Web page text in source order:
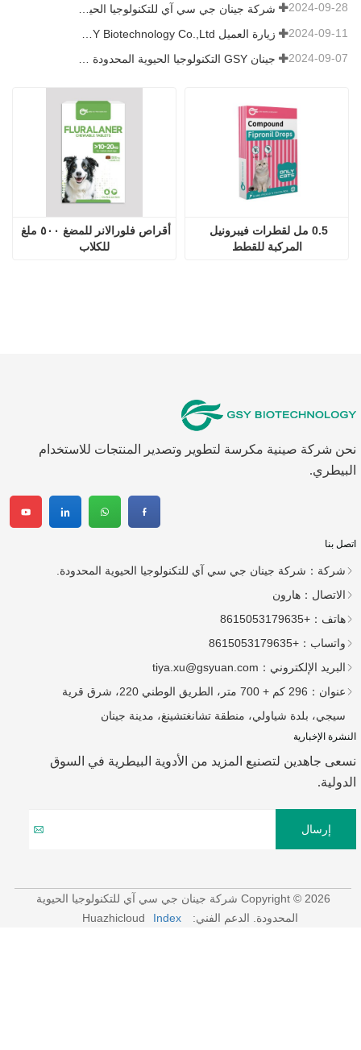
2024-09-28
2024-09-11
جينان GSY التكنولوجيا الحيوية المحدودة في معرض نانجينغ VIV 2024-09-07
للكلاب
المركبة للقطط
نحن شركة صينية مكرسة لتطوير وتصدير المنتجات للاستخدام
البيطري.
اتصل بنا
شركة： شركة جينان جي سي آي للتكنولوجيا الحيوية المحدودة.
الاتصال： هارون
هاتف： +8615053179635
واتساب： +8615053179635
البريد الإلكتروني： tiya.xu@gsyuan.com
عنوان：
296 كم + 700 متر، الطريق الوطني 220، شرق قرية
سيجي، بلدة شياولي، منطقة تشانغتشينغ، مدينة جينان
النشرة الإخبارية
نسعى جاهدين لتصنيع المزيد من الأدوية البيطرية في السوق
الدولية.
إرسال
Copyright © 2026 شركة جينان جي سي آي للتكنولوجيا الحيوية
المحدودة. الدعم الفني: Huazhicloud Index